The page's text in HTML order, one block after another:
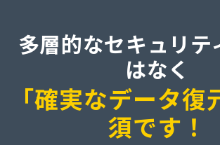
多層的なセキュリテ
はなく
「確実なデータ復
須です！